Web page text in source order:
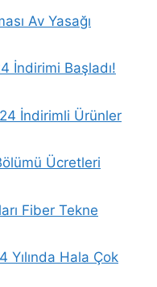
Av Yasağı
İndirimi Başladı!
İndirimli Ürünler
Ücretleri
Fiber Tekne
Yılında Hala Çok